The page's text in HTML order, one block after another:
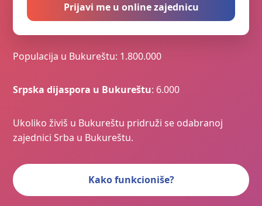
Prijavi me u online zajednicu
Populacija u Bukureštu: 1.800.000
Srpska dijaspora u Bukureštu: 6.000
Ukoliko živiš u Bukureštu pridruži se odabranoj
zajednici Srba u Bukureštu.
Kako funkcioniše?